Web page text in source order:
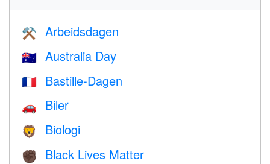
⚒️ Arbeidsdagen
🇦🇺 Australia Day
🇫🇷 Bastille-Dagen
🚗 Biler
🦁 Biologi
✊🏿 Black Lives Matter